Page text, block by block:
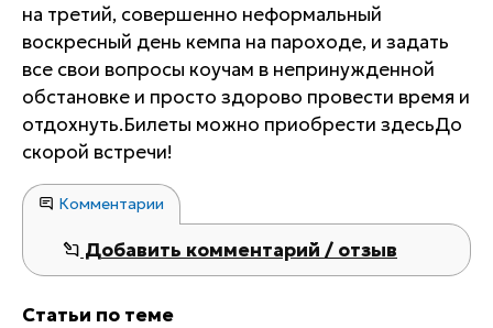
на третий, совершенно неформальный
воскресный день кемпа на пароходе, и задать
все свои вопросы коучам в непринужденной
обстановке и просто здорово провести время и
отдохнуть.Билеты можно приобрести здесьДо
скорой встречи!
Комментарии
Добавить комментарий / отзыв
Статьи по теме